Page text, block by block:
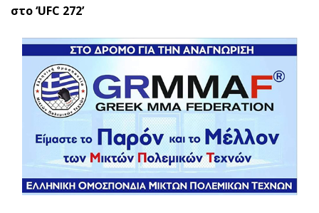
στο ‘UFC 272’